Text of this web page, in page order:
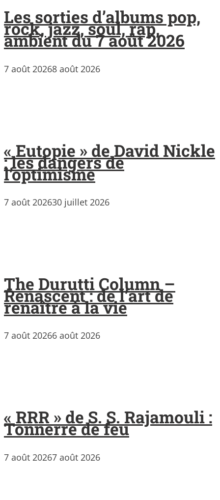
Les sorties d’albums pop,
rock, jazz, soul, rap,
ambient du 7 août 2026
7 août 20268 août 2026
« Eutopie » de David Nickle
: les dangers de
l’optimisme
7 août 202630 juillet 2026
The Durutti Column –
Renascent : de l’art de
renaître à la vie
7 août 20266 août 2026
« RRR » de S. S. Rajamouli :
Tonnerre de feu
7 août 20267 août 2026